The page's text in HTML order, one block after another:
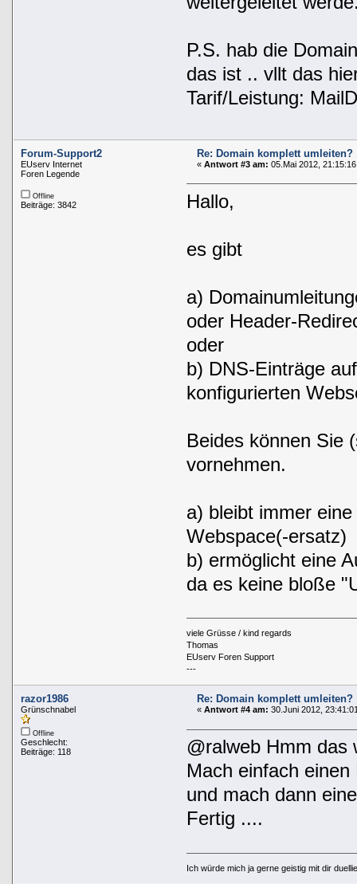
P.S. hab die
das ist .. vllt das
Tarif/Leistung:
Forum-Support2
EUserv Internet
Foren Legende
Offline
Beiträge: 3842
Re: Domain komplett umleiten?
« Antwort #3 am: 05.Mai 2012,
Hallo,
es gibt
a)
oder Header-
oder
b) DNS-Einträge
konfigurierten
Beides können Sie
vornehmen.
a) bleibt immer
Webspace(-ersatz)
b) ermöglicht eine
da es keine bloße
viele Grüsse / kind regards
Thomas
EUserv Foren Support
---
razor1986
Grünschnabel
Offline
Geschlecht:
Beiträge: 118
Re: Domain komplett umleiten?
« Antwort #4 am: 30.Juni 2012,
@ralweb Hmm das
Mach einfach
und mach dann
Fertig ....
Ich würde mich ja gerne geistig mit dir